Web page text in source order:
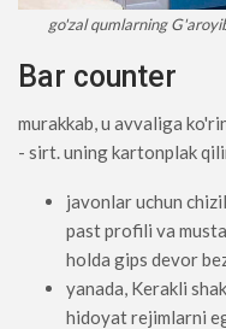
go'zal qumlarning
Bar counter
murakkab, u avvaliga
- sirt. uning kartonplak
javonlar uchun
past profili va
holda gips devor
yanada, Kerakli
hidoyat rejimlarni